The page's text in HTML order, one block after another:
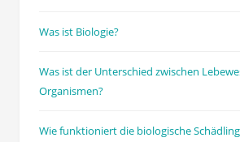
Was ist Biologie?
Was ist der Unterschied zwischen
Organismen?
Wie funktioniert die biologische